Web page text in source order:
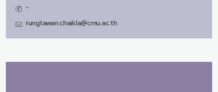
-
rungtawan.chaikla@cmu.ac.th